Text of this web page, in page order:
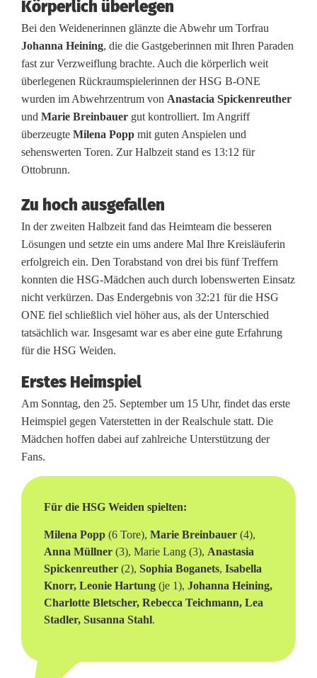
n
s
a
t
z
d
r
W
e
i
d
e
n
e
r
H
a
l
m
Körperlich überlegen
Bei den Weidenerinnen glänzte die Abwehr um Torfrau
Johanna Heining, die die Gastgeberinnen mit Ihren Paraden
fast zur Verzweiflung brachte. Auch die körperlich weit
überlegenen Rückraumspielerinnen der HSG B-ONE
wurden im Abwehrzentrum von Anastacia Spickenreuther
und Marie Breinbauer gut kontrolliert. Im Angriff
überzeugte Milena Popp mit guten Anspielen und
sehenswerten Toren. Zur Halbzeit stand es 13:12 für
Ottobrunn.
Zu hoch ausgefallen
In der zweiten Halbzeit fand das Heimteam die besseren
Lösungen und setzte ein ums andere Mal Ihre Kreisläuferin
erfolgreich ein. Den Torabstand von drei bis fünf Treffern
konnten die HSG-Mädchen auch durch lobenswerten Einsatz
nicht verkürzen. Das Endergebnis von 32:21 für die HSG
ONE fiel schließlich viel höher aus, als der Unterschied
tatsächlich war. Insgesamt war es aber eine gute Erfahrung
für die HSG Weiden.
Erstes Heimspiel
Am Sonntag, den 25. September um 15 Uhr, findet das erste
Heimspiel gegen Vaterstetten in der Realschule statt. Die
Mädchen hoffen dabei auf zahlreiche Unterstützung der
Fans.
Für die HSG Weiden spielten:
Milena Popp (6 Tore), Marie Breinbauer (4),
Anna Müllner (3), Marie Lang (3), Anastasia
Spickenreuther (2), Sophia Boganets, Isabella
Knorr, Leonie Hartung (je 1), Johanna Heining,
Charlotte Bletscher, Rebecca Teichmann, Lea
Stadler, Susanna Stahl.